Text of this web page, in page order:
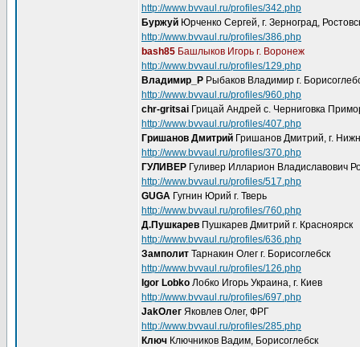
http://www.bvvaul.ru/profiles/342.php
Буржуй Юрченко Сергей, г. Зерноград,
http://www.bvvaul.ru/profiles/386.php
bash85 Башлыков Игорь г. Воронеж
http://www.bvvaul.ru/profiles/129.php
Владимир_Р Рыбаков Владимир г.
http://www.bvvaul.ru/profiles/960.php
chr-gritsai Грицай Андрей с. Черниговка
http://www.bvvaul.ru/profiles/407.php
Гришанов Дмитрий Гришанов Дмитрий, г.
http://www.bvvaul.ru/profiles/370.php
ГУЛИВЕР Гуливер Илларион Владиславович
http://www.bvvaul.ru/profiles/517.php
GUGA Гугнин Юрий г. Тверь
http://www.bvvaul.ru/profiles/760.php
Д.Пушкарев Пушкарев Дмитрий г. Красноярск
http://www.bvvaul.ru/profiles/636.php
Замполит Тарнакин Олег г. Борисоглебск
http://www.bvvaul.ru/profiles/126.php
Igor Lobko Лобко Игорь Украина, г. Киев
http://www.bvvaul.ru/profiles/697.php
JakОлег Яковлев Олег, ФРГ
http://www.bvvaul.ru/profiles/285.php
Ключ Ключников Вадим, Борисоглебск